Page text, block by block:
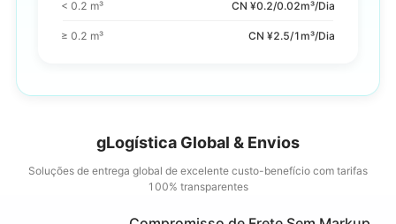
< 0.2 m³ CN ¥0.2/0.02m³/Dia
≥ 0.2 m³ CN ¥2.5/1m³/Dia
gLogística Global & Envios
Soluções de entrega global de excelente custo-benefício com tarifas
100% transparentes